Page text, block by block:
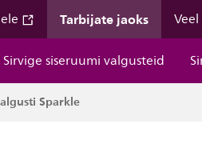
Tarbijate jaoks
Sirvige siseruumi valgusteid
Sparkle